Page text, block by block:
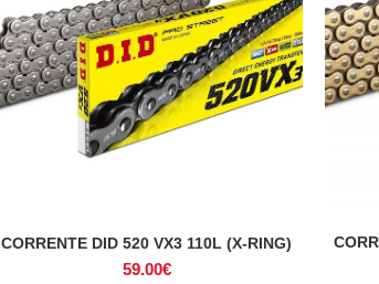
ADICIONAR
CORRENTE DID 520 VX3 110L (X-RING)
59.00€